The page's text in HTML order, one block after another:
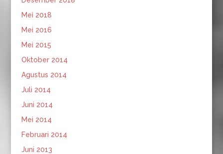
Mei 2018
Mei 2016
Mei 2015
Oktober 2014
Agustus 2014
Juli 2014
Juni 2014
Mei 2014
Februari 2014
Juni 2013